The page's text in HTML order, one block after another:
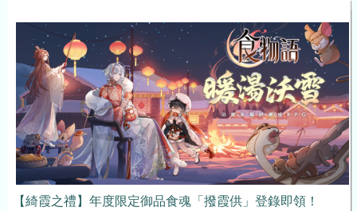
【綺霞之禮】年度限定御品食魂「撥霞供」登錄即領！